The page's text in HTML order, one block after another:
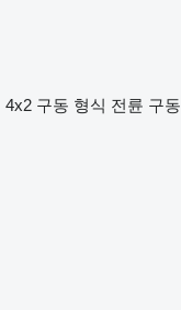
4x2 구동 형식 전륜 구동